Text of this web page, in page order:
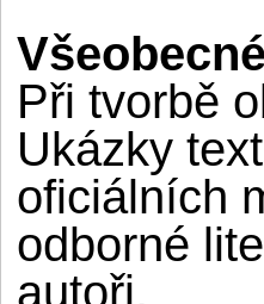
Při tvorbě
Ukázky
oficiálních
odborné
autoři.